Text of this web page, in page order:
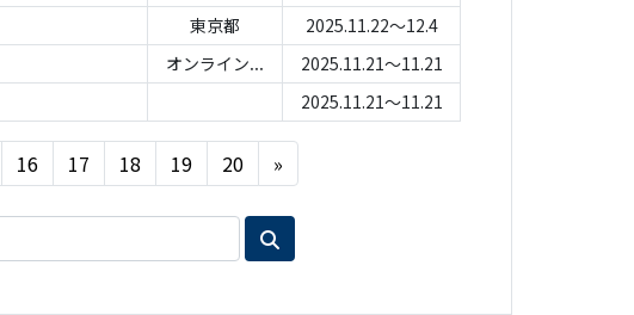
東京都
2025.11.22～12.4
オンライン...
2025.11.21～11.21
2025.11.21～11.21
16 17 18 19 20 »